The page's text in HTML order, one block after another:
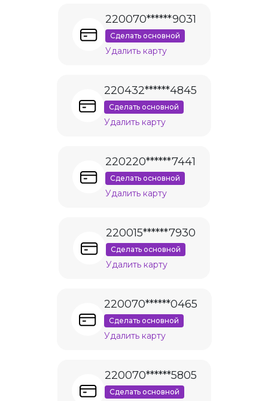
220070******9031
Сделать основной
Удалить карту
220432******4845
Сделать основной
Удалить карту
220220******7441
Сделать основной
Удалить карту
220015******7930
Сделать основной
Удалить карту
220070******0465
Сделать основной
Удалить карту
220070******5805
Сделать основной